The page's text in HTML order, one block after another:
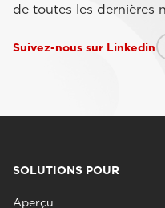
de toutes les dernières
Suivez-nous sur Linkedin
SOLUTIONS POUR
Aperçu